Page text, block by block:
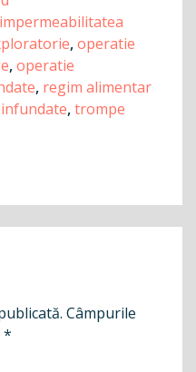
impermeabilitatea
,operatie
,operatie
, regim alimentar
,trompe
Câmpurile
*